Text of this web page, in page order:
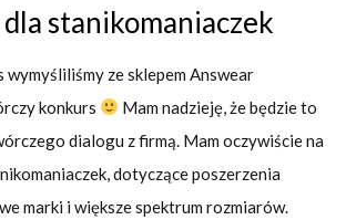
stanikomaniaczek
wymyśliliśmy ze sklepem Answear
konkurs
Mam nadzieję, że będzie to
dialogu z firmą. Mam oczywiście na
dotyczące poszerzenia
marki i większe spektrum rozmiarów.